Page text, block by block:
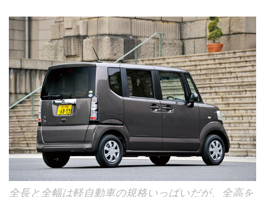
全長と全幅は軽自動車の規格いっぱいだが、全高を